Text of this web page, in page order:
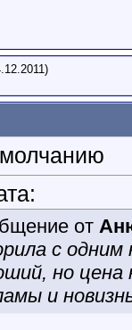
от
с
но цена
и